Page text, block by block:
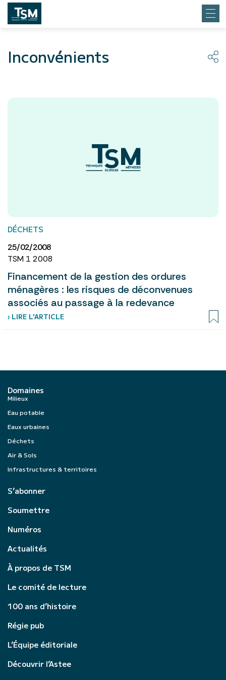
Inconvénients
DÉCHETS
25/02/2008
TSM 1 2008
Financement de la gestion des ordures
ménagères : les risques de déconvenues
associés au passage à la redevance
› LIRE L’ARTICLE
Domaines
Milieux
Eau potable
Eaux urbaines
Déchets
Air & Sols
Infrastructures & territoires
S’abonner
Soumettre
Numéros
Actualités
À propos de TSM
Le comité de lecture
100 ans d’histoire
Régie pub
L’Équipe éditoriale
Découvrir l’Astee